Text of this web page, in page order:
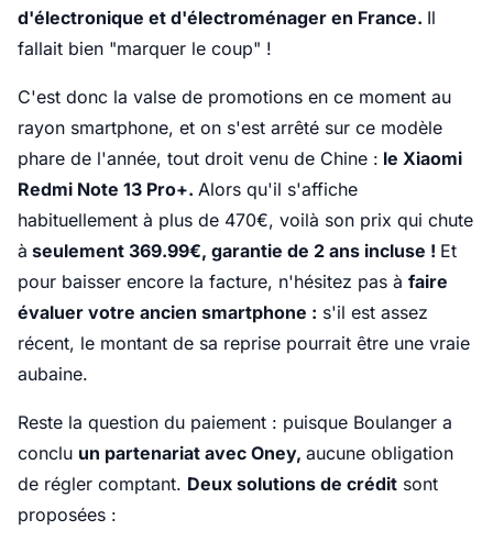
d'électronique et d'électroménager en France. Il
fallait bien "marquer le coup" !
C'est donc la valse de promotions en ce moment au
rayon smartphone, et on s'est arrêté sur ce modèle
phare de l'année, tout droit venu de Chine : le Xiaomi
Redmi Note 13 Pro+. Alors qu'il s'affiche
habituellement à plus de 470€, voilà son prix qui chute
à seulement 369.99€, garantie de 2 ans incluse ! Et
pour baisser encore la facture, n'hésitez pas à faire
évaluer votre ancien smartphone : s'il est assez
récent, le montant de sa reprise pourrait être une vraie
aubaine.
Reste la question du paiement : puisque Boulanger a
conclu un partenariat avec Oney, aucune obligation
de régler comptant. Deux solutions de crédit sont
proposées :